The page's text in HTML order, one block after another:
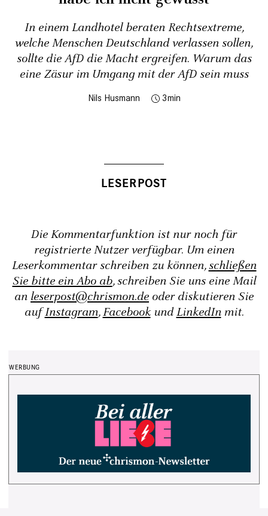
In einem Landhotel beraten Rechtsextreme,
welche Menschen Deutschland verlassen sollen,
sollte die AfD die Macht ergreifen. Warum das
eine Zäsur im Umgang mit der AfD sein muss
Nils Husmann 3
Die Kommentarfunktion ist nur noch für
registrierte Nutzer verfügbar. Um einen
Leserkommentar schreiben zu können,schließen
Sie bitte ein Abo ab, schreiben Sie uns eine Mail
an leserpost@chrismon.de oder diskutieren Sie
aufInstagram,FacebookundLinkedInmit.